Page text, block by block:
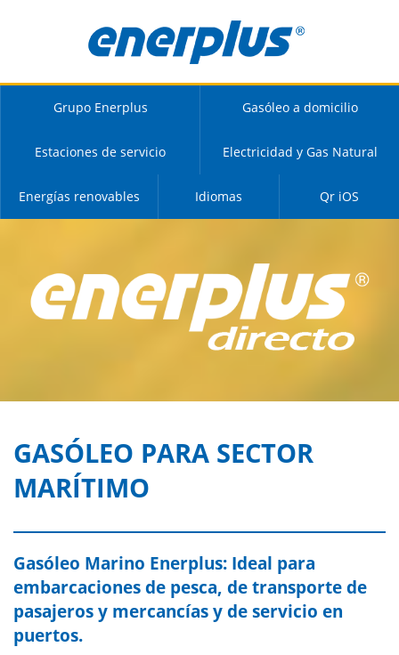
Grupo Enerplus Gasóleo a domicilio
Estaciones de servicio Electricidad y Gas Natural
Energías renovables Idiomas Qr iOS
GASÓLEO PARA SECTOR
MARÍTIMO
Gasóleo Marino Enerplus: Ideal para
embarcaciones de pesca, de transporte de
pasajeros y mercancías y de servicio en
puertos.